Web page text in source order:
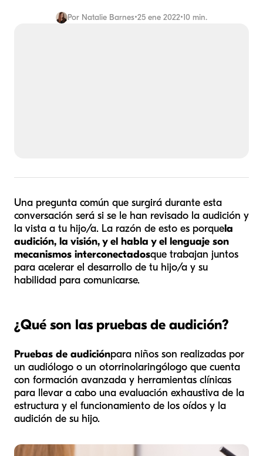
Por Natalie Barnes•25 ene 2022•10 min.
Una pregunta común que surgirá durante esta
conversación será si se le han revisado la audición y
la vista a tu hijo/a. La razón de esto es porquela
audición, la visión, y el habla y el lenguaje son
mecanismos interconectadosque trabajan juntos
para acelerar el desarrollo de tu hijo/a y su
habilidad para comunicarse.
¿Qué son las pruebas de audición?
Pruebas de audiciónpara niños son realizadas por
un audiólogo o un otorrinolaringólogo que cuenta
con formación avanzada y herramientas clínicas
para llevar a cabo una evaluación exhaustiva de la
estructura y el funcionamiento de los oídos y la
audición de su hijo.